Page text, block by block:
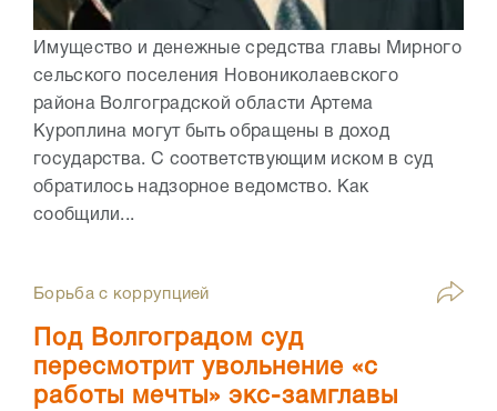
Имущество и денежные средства главы Мирного
сельского поселения Новониколаевского
района Волгоградской области Артема
Куроплина могут быть обращены в доход
государства. С соответствующим иском в суд
обратилось надзорное ведомство. Как
сообщили...
Борьба с коррупцией
Под Волгоградом суд
пересмотрит увольнение «с
работы мечты» экс-замглавы